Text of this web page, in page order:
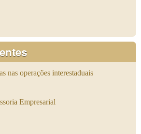
nas operações interestaduais
Empresarial